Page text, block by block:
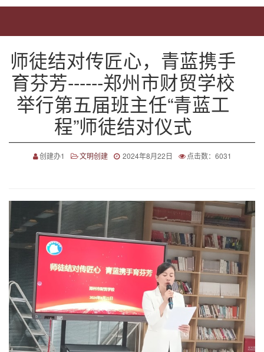
师徒结对传匠心，青蓝携手
育芬芳------郑州市财贸学校
举行第五届班主任“青蓝工
程”师徒结对仪式
创建办1 文明创建 2024年8月22日 点击数：6031